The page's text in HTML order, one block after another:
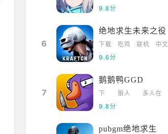
9.8分
6
绝地求生未来之役
下载 吃鸡 联机
中文
9.6分
7
鹅鹅鸭GGD
下
载
狼人
多人在
9.8分
pubgm绝地求生